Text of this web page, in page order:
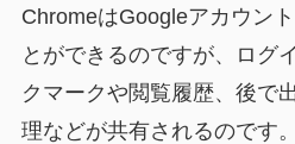
ChromeはGoogleアカウン
とができるのですが、ログ
クマークや閲覧履歴、後で
理などが共有されるのです。